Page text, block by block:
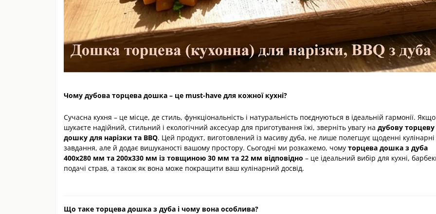
Чому дубова торцева дошка – це must-have для кожної кухні?
Сучасна кухня – це місце, де стиль, функціональність і натуральність поєднуються в ідеальній гармонії.
шукаєте надійний, стильний і екологічний аксесуар для приготування їжі, зверніть увагу на дубову торцеву
дошку для нарізки та BBQ. Цей продукт, виготовлений із масиву дуба, не лише полегшує щоденні кулінарні
завдання, але й додає вишуканості вашому простору. Сьогодні ми розкажемо, чому торцева дошка з дуба
400х280 мм та 200х330 мм із товщиною 30 мм та 22 мм відповідно – це ідеальний вибір для кухні,
подачі страв, а також як вона може покращити ваш кулінарний досвід.
Що таке торцева дошка з дуба і чому вона особлива?